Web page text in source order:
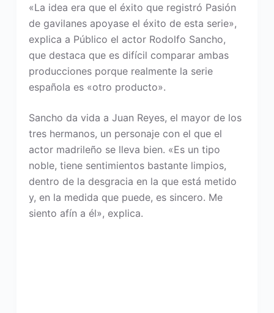
«La idea era que el éxito que registró Pasión
de gavilanes apoyase el éxito de esta serie»,
explica a Público el actor Rodolfo Sancho,
que destaca que es difícil comparar ambas
producciones porque realmente la serie
española es «otro producto».
Sancho da vida a Juan Reyes, el mayor de los
tres hermanos, un personaje con el que el
actor madrileño se lleva bien. «Es un tipo
noble, tiene sentimientos bastante limpios,
dentro de la desgracia en la que está metido
y, en la medida que puede, es sincero. Me
siento afín a él», explica.